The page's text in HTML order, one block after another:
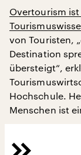
Overtourism
von Touristen,
Destination
übersteigt“,
Hochschule.
Menschen ist